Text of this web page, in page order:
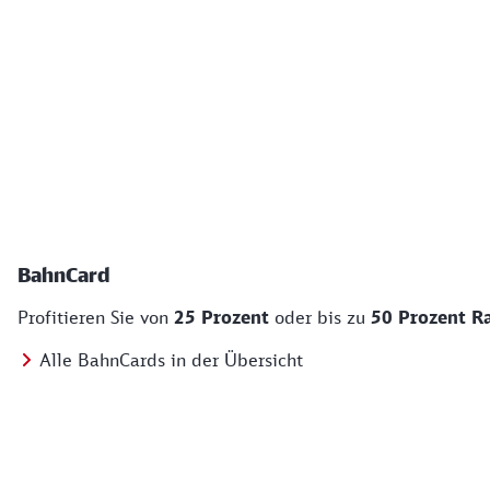
BahnCard
Profitieren Sie von 25 Prozent oder bis zu 50 Prozent
Alle BahnCards in der Übersicht